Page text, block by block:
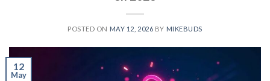
POSTED ON MAY 12, 2026 BY MIKEBUDS
12
May